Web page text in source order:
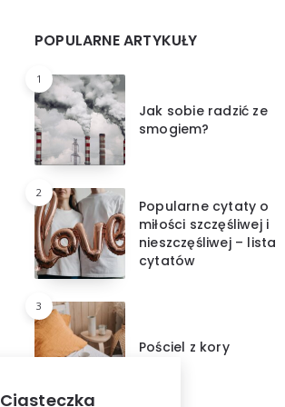
Widgets
POPULARNE ARTYKUŁY
1
Jak sobie radzić ze
smogiem?
2
Popularne cytaty o
miłości szczęśliwej i
nieszczęśliwej – lista
cytatów
3
Pościel z kory
Ciasteczka